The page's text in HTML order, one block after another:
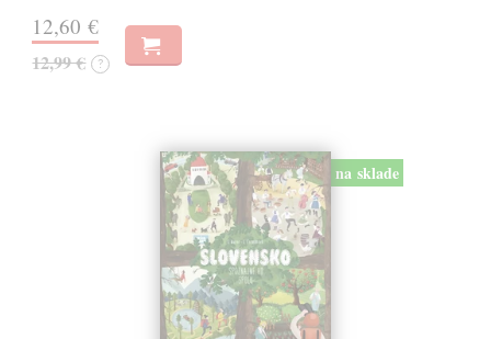
12,60 €
12,99 € ?
na sklade